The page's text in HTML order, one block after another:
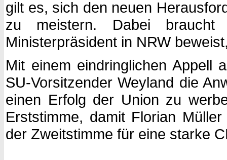
gilt es, sich den neuen
zu meistern. Dabei
Ministerpräsident in NRW
Mit einem eindringlichen Appell
SU-Vorsitzender Weyland die
einen Erfolg der Union zu
Erststimme, damit Florian
der Zweitstimme für eine starke